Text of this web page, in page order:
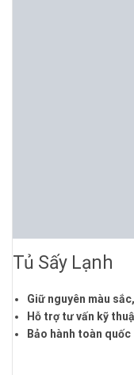
Tủ Sấy Lạnh
Giữ nguyên màu
Hỗ trợ tư vấn kỹ
Bảo hành toàn quốc